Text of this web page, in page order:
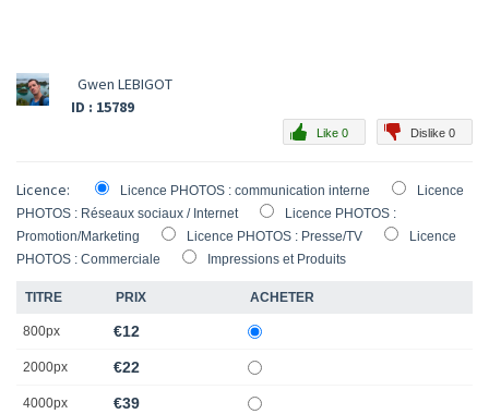
Gwen LEBIGOT
ID : 15789
Dislike 0
Like 0
Licence: Licence PHOTOS : communication interne
Licence
PHOTOS : Réseaux sociaux / Internet
Licence PHOTOS :
Promotion/Marketing
Licence PHOTOS : Presse/TV
Licence
PHOTOS : Commerciale
Impressions et Produits
TITRE PRIX ACHETER
800px €12
2000px €22
4000px €39